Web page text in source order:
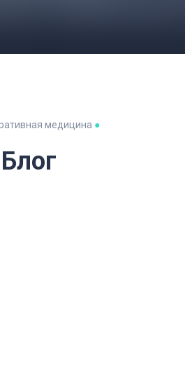
медицина ●
Блог